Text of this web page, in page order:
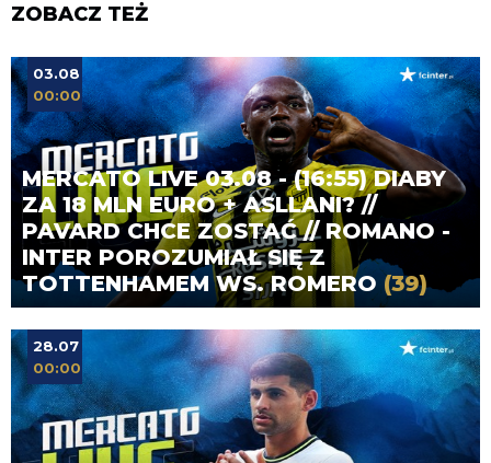
ZOBACZ TEŻ
MERCATO LIVE 03.08 - (16:55) DIABY
ZA 18 MLN EURO + ASLLANI? //
PAVARD CHCE ZOSTAĆ // ROMANO -
INTER POROZUMIAŁ SIĘ Z
TOTTENHAMEM WS. ROMERO(39)
03.08
00:00
28.07
00:00